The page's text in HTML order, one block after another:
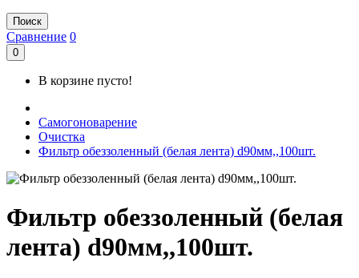
Поиск
Сравнение 0
0
В корзине пусто!
Самогоноварение
Очистка
Фильтр обеззоленный (белая лента) d90мм,,100шт.
Фильтр обеззоленный (белая
лента) d90мм,,100шт.